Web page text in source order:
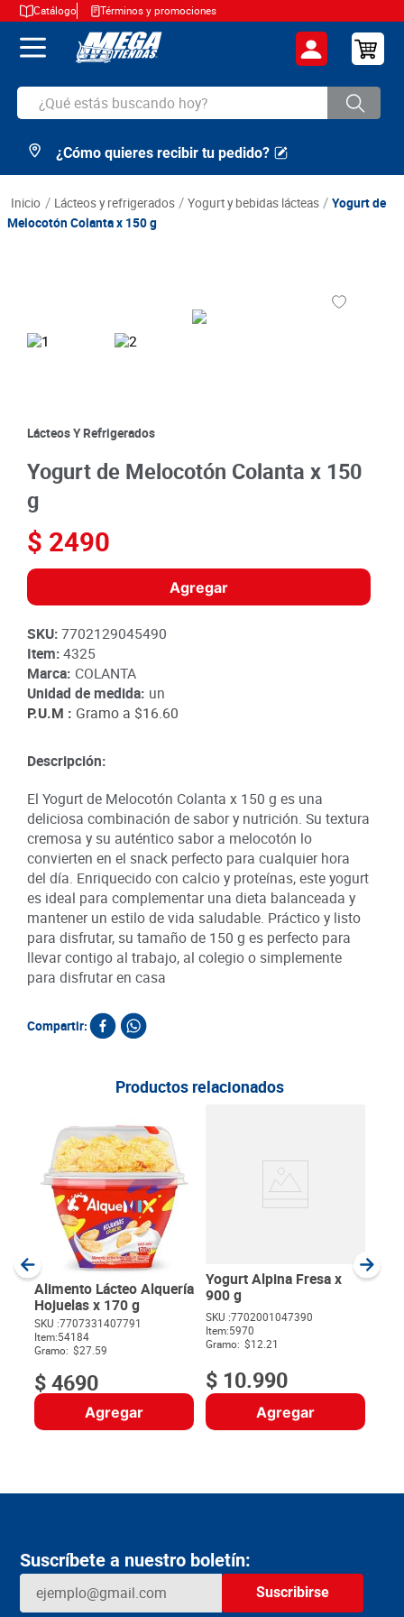
Catálogo Términos y promociones
¿Qué estás buscando hoy?
TÉRMINOS MÁS BUSCADOS
2.
arroz
azucar
9.
queso
10. papa
¿Cómo quieres recibir tu pedido?
lácteos y refrigerados yogurt y bebidas lácteas
Yogurt de
Melocotón Colanta x 150 g
Lácteos Y Refrigerados
Yogurt de Melocotón Colanta x 150
g
$ 2490
Agregar
SKU:7702129045490
Item:4325
Marca: COLANTA
Unidad de medida: un
P.U.M : Gramo a $16.60
Descripción:
El Yogurt de Melocotón Colanta x 150 g es una
deliciosa combinación de sabor y nutrición. Su textura
cremosa y su auténtico sabor a melocotón lo
convierten en el snack perfecto para cualquier hora
del día. Enriquecido con calcio y proteínas, este yogurt
es ideal para complementar una dieta balanceada y
mantener un estilo de vida saludable. Práctico y listo
para disfrutar, su tamaño de 150 g es perfecto para
llevar contigo al trabajo, al colegio o simplemente
para disfrutar en casa
Compartir:
Productos relacionados
Alimento Lácteo Alquería
Hojuelas x 170 g
SKU :7707331407791
Item:54184
Gramo: $27.59
$4690
Agregar
Yogurt Alpina Fresa x
900 g
SKU :7702001047390
Item:5970
Gramo: $12.21
$ 10.990
Agregar
Suscríbete a nuestro boletín:
Suscribirse